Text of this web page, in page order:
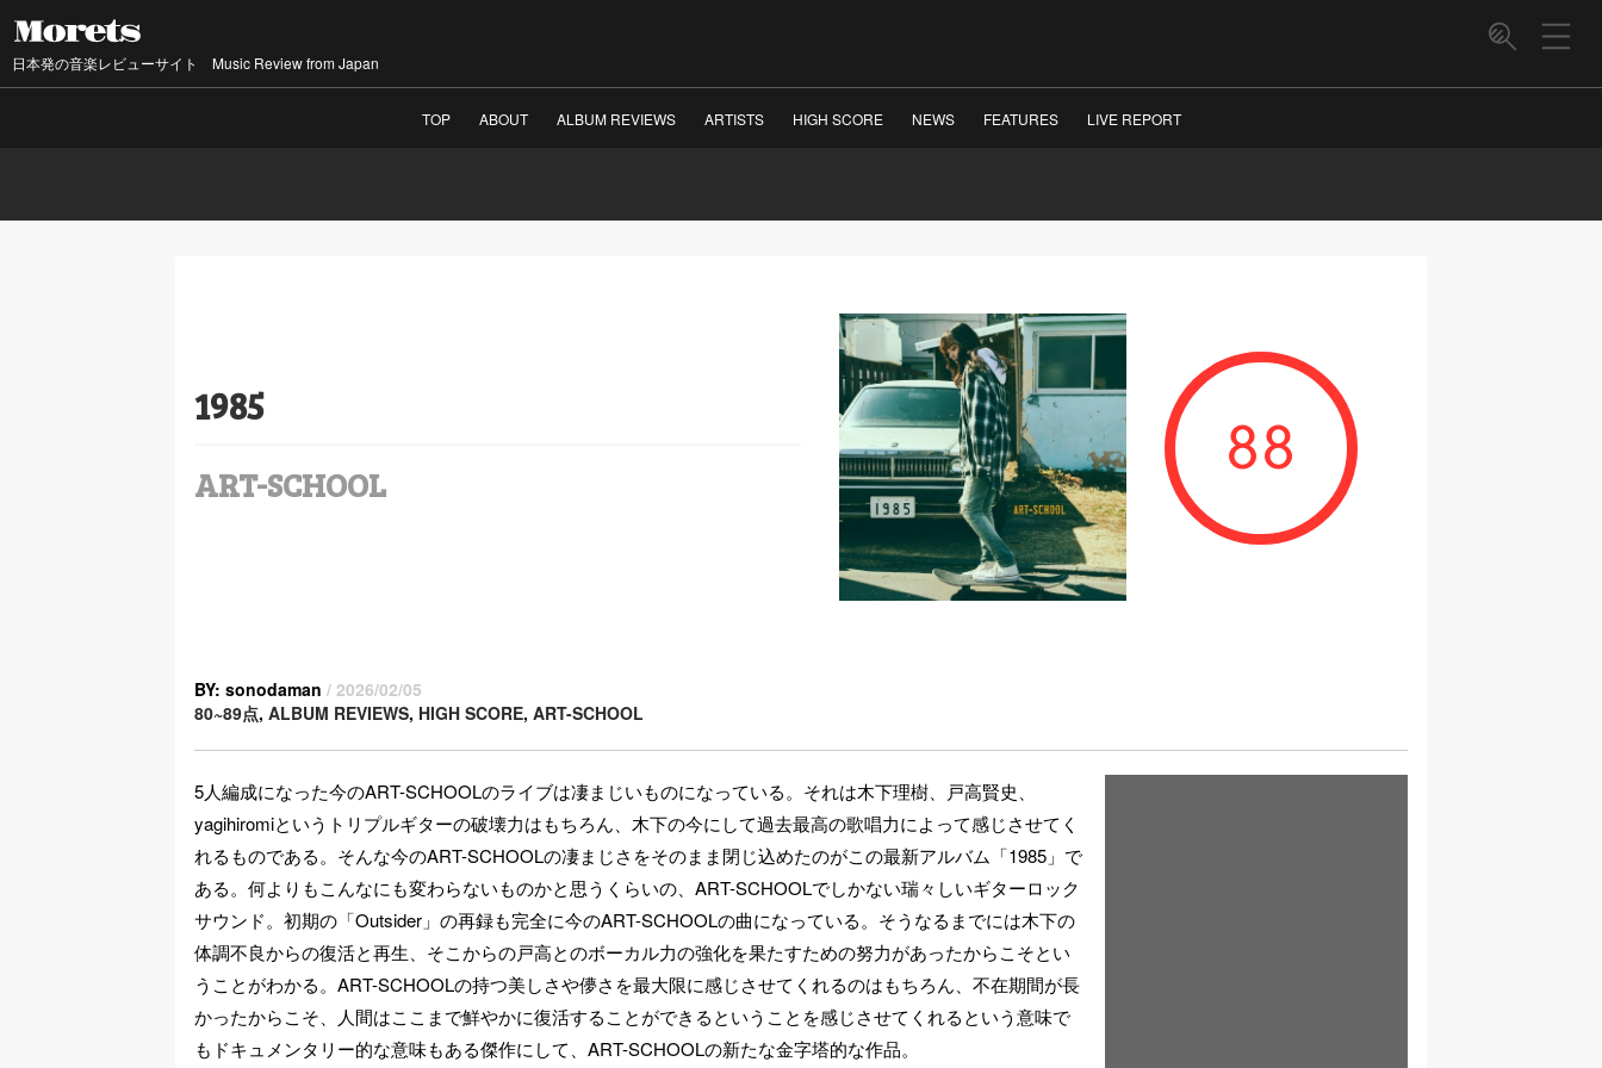
日本発の音楽レビューサイト Music Review from Japan
TOP ABOUT ALBUM REVIEWS ARTISTS HIGH SCORE NEWS FEATURES LIVE REPORT
1985
ART-SCHOOL
88
BY: sonodaman / 2026/02/05
80~89点, ALBUM REVIEWS, HIGH SCORE, ART-SCHOOL
5人編成になった今のART-SCHOOLのライブは凄まじいものになっている。それは木下理樹、戸高賢史、
yagihiromiというトリプルギターの破壊力はもちろん、木下の今にして過去最高の歌唱力によって感じさせてく
れるものである。そんな今のART-SCHOOLの凄まじさをそのまま閉じ込めたのがこの最新アルバム「1985」で
ある。何よりもこんなにも変わらないものかと思うくらいの、ART-SCHOOLでしかない瑞々しいギターロック
サウンド。初期の「Outsider」の再録も完全に今のART-SCHOOLの曲になっている。そうなるまでには木下の
体調不良からの復活と再生、そこからの戸高とのボーカル力の強化を果たすための努力があったからこそとい
うことがわかる。ART-SCHOOLの持つ美しさや儚さを最大限に感じさせてくれるのはもちろん、不在期間が長
かったからこそ、人間はここまで鮮やかに復活することができるということを感じさせてくれるという意味で
もドキュメンタリー的な意味もある傑作にして、ART-SCHOOLの新たな金字塔的な作品。